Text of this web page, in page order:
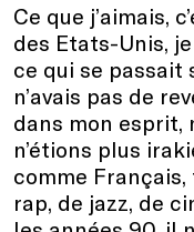
Ce que j’aimais,
des Etats-Unis,
ce qui se passait
n’avais pas de
dans mon esprit,
n’étions plus
comme
rap, de jazz, de